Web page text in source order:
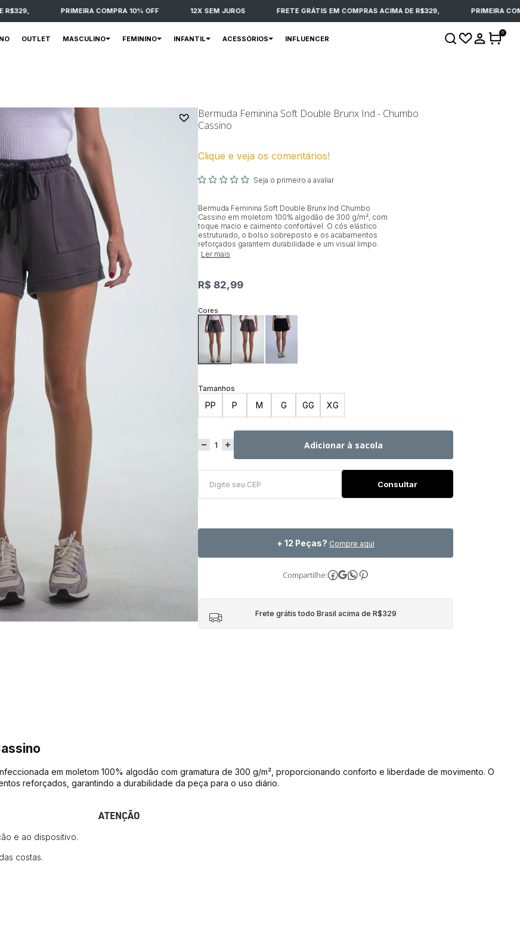
PRIMEIRA COMPRA 10% OFF 12X SEM JUROS FRETE GRÁTIS EM COMPRAS ACIMA DE R$329, PRIMEIRA
OUTLET MASCULINO FEMININO INFANTIL ACESSÓRIOS INFLUENCER
0
Bermuda Feminina Soft Double Brunx Ind - Chumbo
Cassino
Clique e veja os comentários!
Seja o primeiro a avaliar
Bermuda Feminina Soft Double Brunx Ind Chumbo
Cassino em moletom 100% algodão de 300 g/m², com
toque macio e caimento confortável. O cós elástico
estruturado, o bolso sobreposto e os acabamentos
reforçados garantem durabilidade e um visual limpo.
Ler mais
R$ 82,99
PP P M G GG XG
Adicionar à sacola
+ 12 Peças? Compre aqui
Compartilhe:
Frete grátis todo Brasil acima de R$329
em moletom 100% algodão com gramatura de 300 g/m², proporcionando conforto e liberdade de movimento. O
reforçados, garantindo a durabilidade da peça para o uso diário.
ATENÇÃO
e ao dispositivo.
costas.